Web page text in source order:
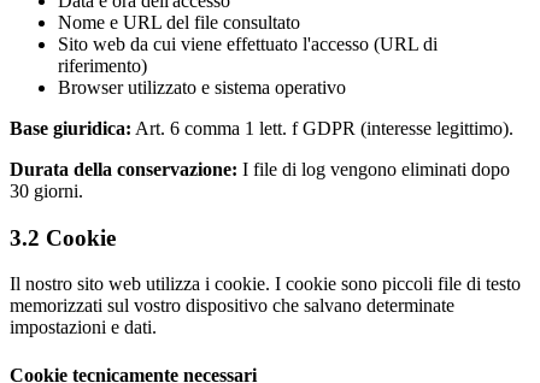
Nome e URL del file consultato
Sito web da cui viene effettuato l'accesso (URL di
riferimento)
Browser utilizzato e sistema operativo
Base giuridica: Art. 6 comma 1 lett. f GDPR (interesse legittimo).
Durata della conservazione: I file di log vengono eliminati dopo
30 giorni.
3.2 Cookie
Il nostro sito web utilizza i cookie. I cookie sono piccoli file di testo
memorizzati sul vostro dispositivo che salvano determinate
impostazioni e dati.
Cookie tecnicamente necessari